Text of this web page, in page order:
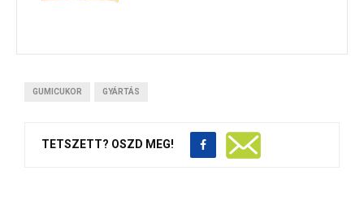
GUMICUKOR GYÁRTÁS
TETSZETT? OSZD MEG!